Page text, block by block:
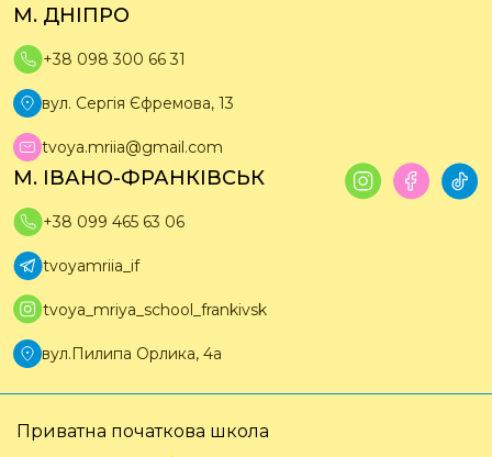
М. ДНІПРО
+38 098 300 66 31
вул. Сергія Єфремова, 13
tvoya.mriia@gmail.com
М. ІВАНО-ФРАНКІВСЬК
+38 099 465 63 06
tvoyamriia_if
tvoya_mriya_school_frankivsk
вул.Пилипа Орлика, 4а
Приватна початкова школа